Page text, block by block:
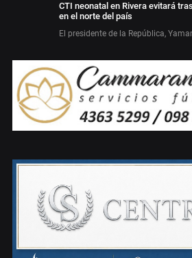
CTI neonatal en Rivera evitará
en el norte del país
El presidente de la República,